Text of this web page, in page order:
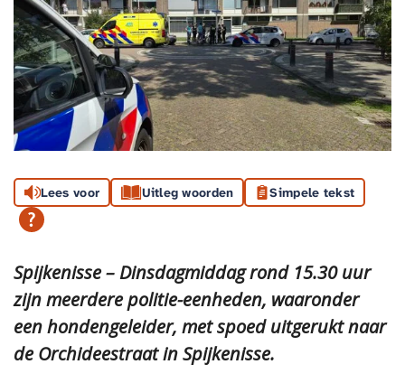
Lees voor Uitleg woorden Simpele tekst
Spijkenisse – Dinsdagmiddag rond 15.30 uur
zijn meerdere politie-eenheden, waaronder
een hondengeleider, met spoed uitgerukt naar
de Orchideestraat in Spijkenisse.